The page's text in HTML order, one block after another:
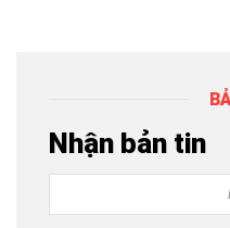
Nhận bản tin